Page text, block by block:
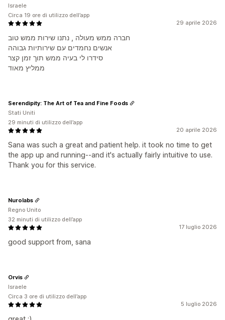
29 aprile 2026
חברה ממש מעולה , נתנו שירות ממש טוב
אנשים נחמדים עם שירותיות גבוהה
סידרו לי בעיה ממש תוך זמן קצר
ממליץ מאוד
Israele
Circa 19 ore di utilizzo dell’app
20 aprile 2026
Sana was such a great and patient help. it took no time to get
the app up and running--and it's actually fairly intuitive to use.
Thank you for this service.
Serendipity: The Art of Tea and Fine Foods
Stati Uniti
29 minuti di utilizzo dell’app
17 luglio 2026
good support from, sana
Nurolabs
Regno Unito
32 minuti di utilizzo dell’app
5 luglio 2026
Orvis
Israele
Circa 3 ore di utilizzo dell’app